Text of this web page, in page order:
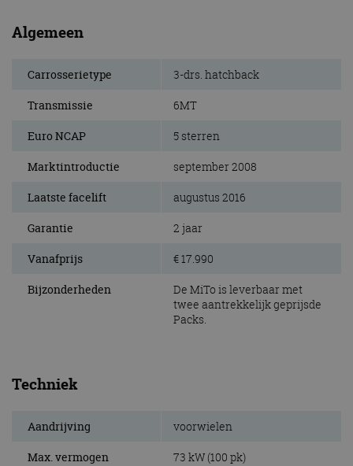
Algemeen
Carrosserietype 3-drs. hatchback
Transmissie 6MT
Euro NCAP 5 sterren
Marktintroductie september 2008
Laatste facelift augustus 2016
Garantie 2 jaar
Vanafprijs € 17.990
Bijzonderheden
De MiTo is leverbaar met
twee aantrekkelijk geprijsde
Packs.
Techniek
Aandrijving voorwielen
Max. vermogen 73 kW (100 pk)